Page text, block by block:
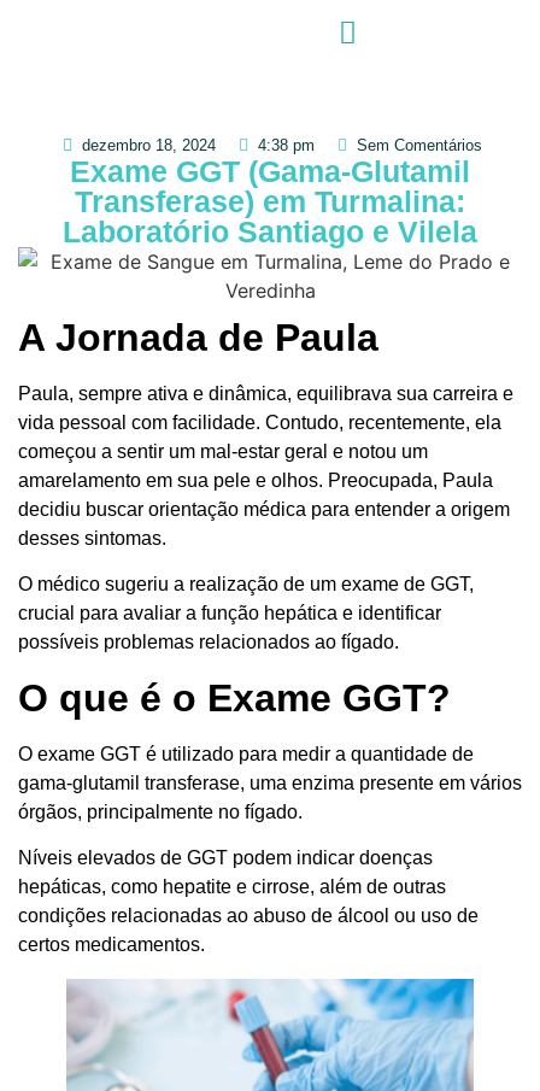
dezembro 18, 2024 4:38 pm Sem Comentários
Exame GGT (Gama-Glutamil
Transferase) em Turmalina:
Laboratório Santiago e Vilela
A Jornada de Paula
Paula, sempre ativa e dinâmica, equilibrava sua carreira e
vida pessoal com facilidade. Contudo, recentemente, ela
começou a sentir um mal-estar geral e notou um
amarelamento em sua pele e olhos. Preocupada, Paula
decidiu buscar orientação médica para entender a origem
desses sintomas.
O médico sugeriu a realização de um exame de GGT,
crucial para avaliar a função hepática e identificar
possíveis problemas relacionados ao fígado.
O que é o Exame GGT?
O exame GGT é utilizado para medir a quantidade de
gama-glutamil transferase, uma enzima presente em vários
órgãos, principalmente no fígado.
Níveis elevados de GGT podem indicar doenças
hepáticas, como hepatite e cirrose, além de outras
condições relacionadas ao abuso de álcool ou uso de
certos medicamentos.